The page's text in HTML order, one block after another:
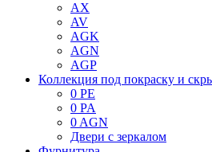
AX
AV
AGK
AGN
AGP
Коллекция под покраску и
0 PE
0 PA
0 AGN
Двери с зеркалом